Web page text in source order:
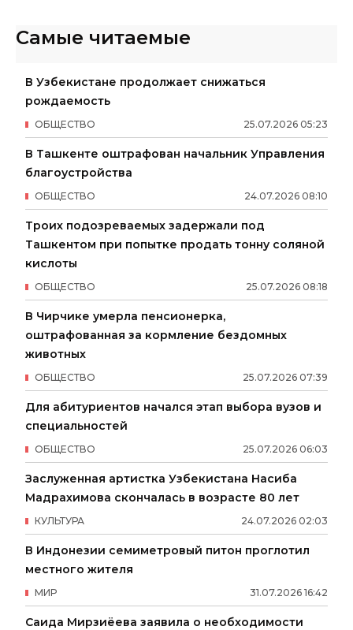
Самые читаемые
В Узбекистане продолжает снижаться
рождаемость
25.07.2026 05:23
ОБЩЕСТВО
В Ташкенте оштрафован начальник Управления
благоустройства
24.07.2026 08:10
ОБЩЕСТВО
Троих подозреваемых задержали под
Ташкентом при попытке продать тонну соляной
кислоты
25.07.2026 08:18
ОБЩЕСТВО
В Чирчике умерла пенсионерка,
оштрафованная за кормление бездомных
животных
25.07.2026 07:39
ОБЩЕСТВО
Для абитуриентов начался этап выбора вузов и
специальностей
25.07.2026 06:03
ОБЩЕСТВО
Заслуженная артистка Узбекистана Насиба
Мадрахимова скончалась в возрасте 80 лет
24.07.2026 02:03
КУЛЬТУРА
В Индонезии семиметровый питон проглотил
местного жителя
31.07.2026 16:42
МИР
Саида Мирзиёева заявила о необходимости